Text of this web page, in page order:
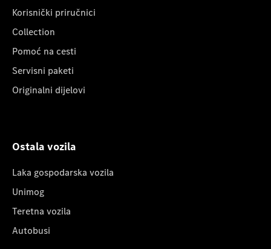
Korisnički priručnici
Collection
Pomoć na cesti
Servisni paketi
Originalni dijelovi
Ostala vozila
Laka gospodarska vozila
Unimog
Teretna vozila
Autobusi